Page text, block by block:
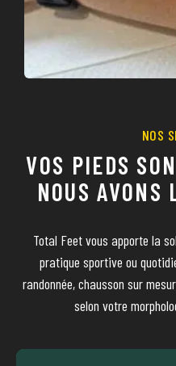
NOS
VOS PIEDS
NOUS AVONS
Total Feet vous apporte la
pratique sportive ou
randonnée, chausson sur
selon votre